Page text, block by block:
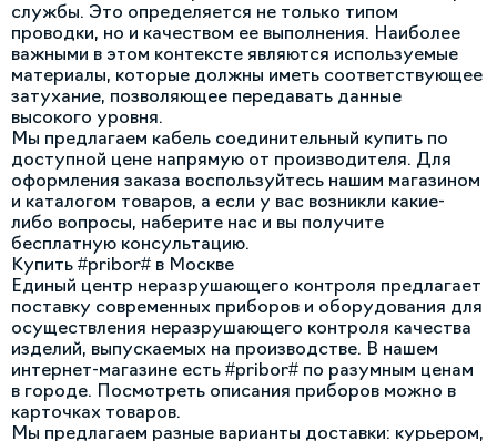
службы. Это определяется не только типом
проводки, но и качеством ее выполнения. Наиболее
важными в этом контексте являются используемые
материалы, которые должны иметь соответствующее
затухание, позволяющее передавать данные
высокого уровня.
Мы предлагаем кабель соединительный купить по
доступной цене напрямую от производителя. Для
оформления заказа воспользуйтесь нашим магазином
и каталогом товаров, а если у вас возникли какие-
либо вопросы, наберите нас и вы получите
бесплатную консультацию.
Купить #pribor# в Москве
Единый центр неразрушающего контроля предлагает
поставку современных приборов и оборудования для
осуществления неразрушающего контроля качества
изделий, выпускаемых на производстве. В нашем
интернет-магазине есть #pribor# по разумным ценам
в городе. Посмотреть описания приборов можно в
карточках товаров.
Мы предлагаем разные варианты доставки: курьером,